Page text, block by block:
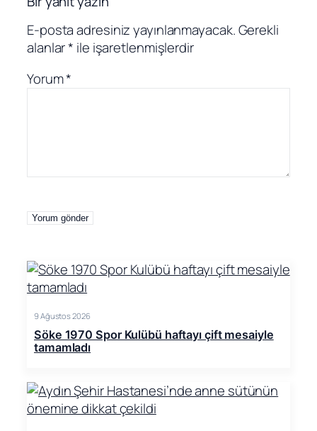
E-posta adresiniz yayınlanmayacak.Gerekli
alanlar* ile işaretlenmişlerdir
Yorum*
9 Ağustos 2026
Söke 1970 Spor Kulübü haftayı çift mesaiyle
tamamladı